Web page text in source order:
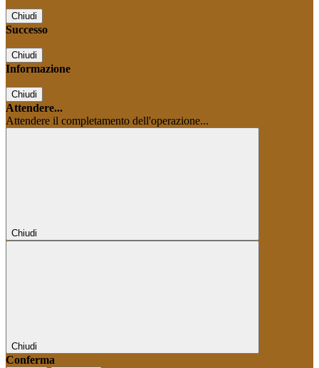
Chiudi
Successo
Chiudi
Informazione
Chiudi
Attendere...
Attendere il completamento dell'operazione...
Chiudi
Chiudi
Conferma